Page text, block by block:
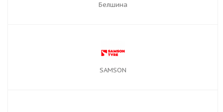
Белшина
SAMSON